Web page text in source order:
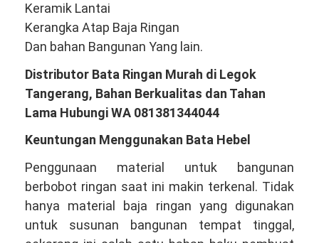
Keramik Lantai
Kerangka Atap Baja Ringan
Dan bahan Bangunan Yang lain.
Distributor Bata Ringan Murah di Legok
Tangerang, Bahan Berkualitas dan Tahan
Lama Hubungi WA 081381344044
Keuntungan Menggunakan Bata Hebel
Penggunaan material untuk bangunan
berbobot ringan saat ini makin terkenal. Tidak
hanya material baja ringan yang digunakan
untuk susunan bangunan tempat tinggal,